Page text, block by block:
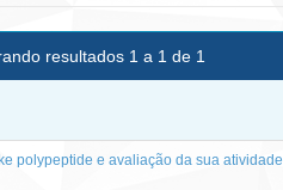
resultados 1 a 1 de 1
polypeptide e avaliação da sua atividade